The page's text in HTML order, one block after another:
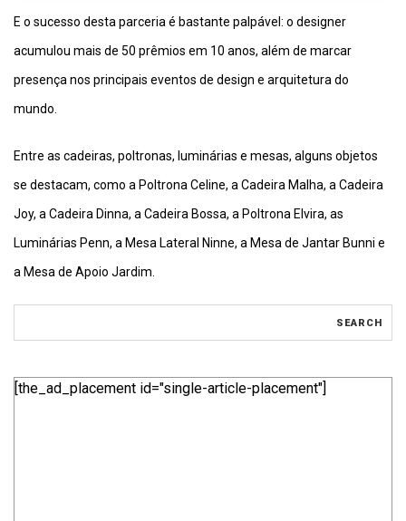
E o sucesso desta parceria é bastante palpável: o designer
acumulou mais de 50 prêmios em 10 anos, além de marcar
presença nos principais eventos de design e arquitetura do
mundo.
Entre as cadeiras, poltronas, luminárias e mesas, alguns objetos
se destacam, como a Poltrona Celine, a Cadeira Malha, a Cadeira
Joy, a Cadeira Dinna, a Cadeira Bossa, a Poltrona Elvira, as
Luminárias Penn, a Mesa Lateral Ninne, a Mesa de Jantar Bunni e
a Mesa de Apoio Jardim.
[the_ad_placement id="single-article-placement"]